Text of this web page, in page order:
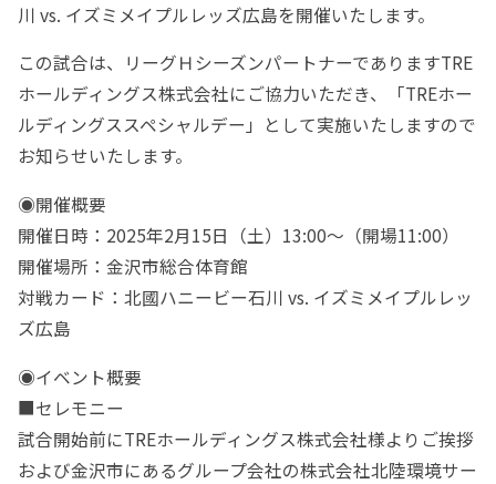
川 vs. イズミメイプルレッズ広島を開催いたします。
この試合は、リーグＨシーズンパートナーでありますTRE
ホールディングス株式会社にご協力いただき、「TREホー
ルディングススペシャルデー」として実施いたしますので
お知らせいたします。
◉開催概要
開催日時： 2025年2月15日（土） 13:00～（開場11:00）
開催場所：金沢市総合体育館
対戦カード：北國ハニービー石川 vs. イズミメイプルレッ
ズ広島
◉イベント概要
■セレモニー
試合開始前にTREホールディングス株式会社様よりご挨拶
および金沢市にあるグループ会社の株式会社北陸環境サー